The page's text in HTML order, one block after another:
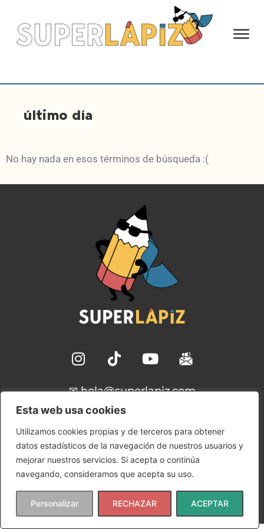
Esta web usa cookies
Utilizamos cookies propias y de terceros para obtener
datos estadísticos de la navegación de nuestros usuarios y
mejorar nuestros servicios. Si acepta o continúa
navegando, consideramos que acepta su uso.
Personalizar RECHAZAR ACEPTAR
último día
No hay nada en esos términos de búsqueda :(
✉ hola@superlapiz.com
Política de Cookies
Política de Privacidad
Condiciones de uso
Copyright © 2024 SuperLápiz | Ana María Gómez
Rudilla